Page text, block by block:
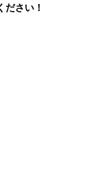
ださい！